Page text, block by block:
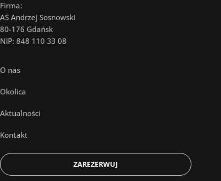
Firma:
AS Andrzej Sosnowski
80-176 Gdańsk
NIP: 848 110 33 08
O nas
Okolica
Aktualności
Kontakt
ZAREZERWUJ